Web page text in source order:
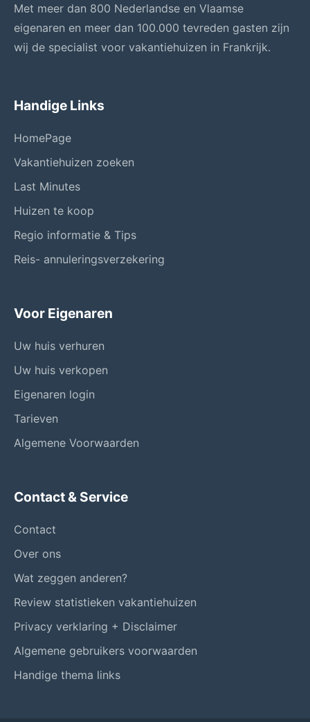
Met meer dan 800 Nederlandse en Vlaamse
eigenaren en meer dan 100.000 tevreden gasten zijn
wij de specialist voor vakantiehuizen in Frankrijk.
Handige Links
HomePage
Vakantiehuizen zoeken
Last Minutes
Huizen te koop
Regio informatie & Tips
Reis- annuleringsverzekering
Voor Eigenaren
Uw huis verhuren
Uw huis verkopen
Eigenaren login
Tarieven
Algemene Voorwaarden
Contact & Service
Contact
Over ons
Wat zeggen anderen?
Review statistieken vakantiehuizen
Privacy verklaring + Disclaimer
Algemene gebruikers voorwaarden
Handige thema links